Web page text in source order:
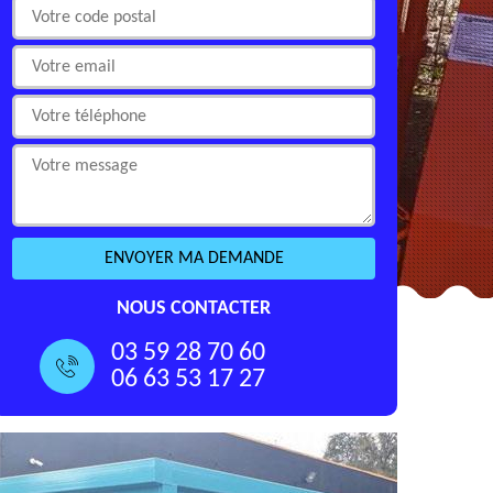
NOUS CONTACTER
03 59 28 70 60
06 63 53 17 27